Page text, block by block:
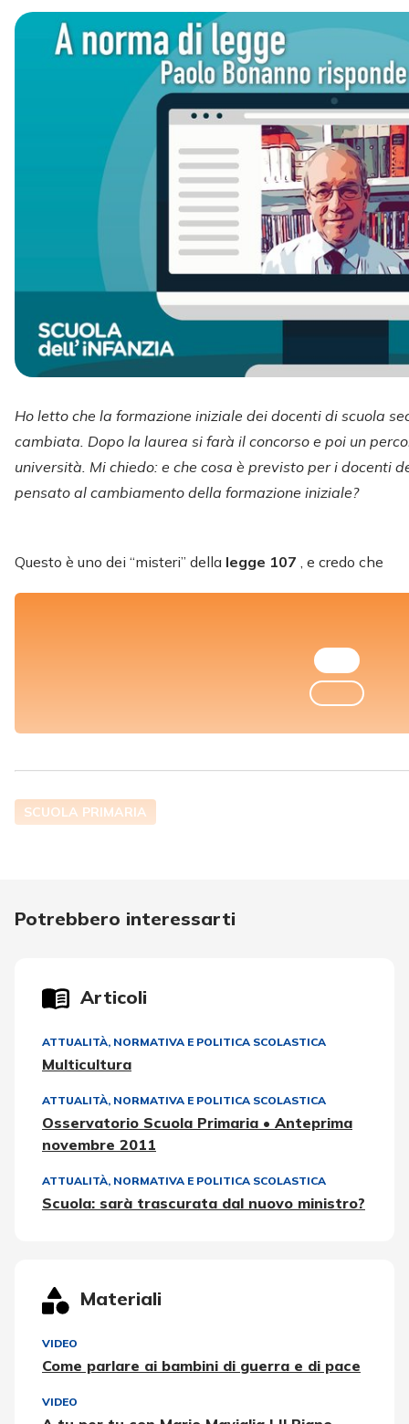
Ho letto che la formazione iniziale dei docenti di scuola
cambiata. Dopo la laurea si farà il concorso e poi un
università. Mi chiedo: e che cosa è previsto per i docenti
pensato al cambiamento della formazione iniziale?
Questo è uno dei “misteri” della legge 107 , e credo che
SCUOLA PRIMARIA
Potrebbero interessarti
Articoli
ATTUALITÀ, NORMATIVA E POLITICA SCOLASTICA
Multicultura
ATTUALITÀ, NORMATIVA E POLITICA SCOLASTICA
Osservatorio Scuola Primaria • Anteprima
novembre 2011
ATTUALITÀ, NORMATIVA E POLITICA SCOLASTICA
Scuola: sarà trascurata dal nuovo ministro?
Materiali
VIDEO
Come parlare ai bambini di guerra e di pace
VIDEO